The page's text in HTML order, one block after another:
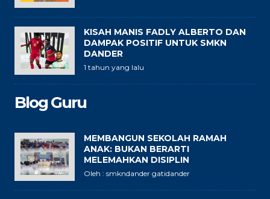
KISAH MANIS FADLY ALBERTO DAN
DAMPAK POSITIF UNTUK SMKN
DANDER
1 tahun yang lalu
Blog Guru
MEMBANGUN SEKOLAH RAMAH
ANAK: BUKAN BERARTI
MELEMAHKAN DISIPLIN
Oleh : smkndander gatidander